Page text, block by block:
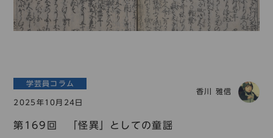
学芸員コラム
2025年10月24日
香川 雅信
第169回 「怪異」としての童謡